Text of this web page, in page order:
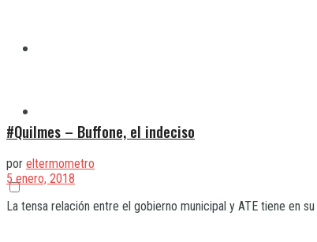
#Quilmes – Buffone, el indeciso
por eltermometro
5 enero, 2018
La tensa relación entre el gobierno municipal y ATE tiene en